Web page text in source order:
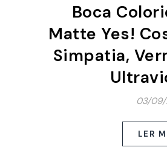
Boca
Matte Yes!
Simpatia,
03/09/
LER